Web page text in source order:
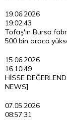
19.06.2026
19:02:43
Tofaş'ın Bursa
500 bin araca
15.06.2026
16:10:49
HİSSE
NEWS]
07.05.2026
08:57:31